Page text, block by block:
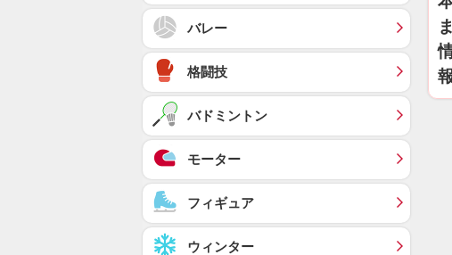
バレー
格闘技
バドミントン
モーター
フィギュア
ウィンター